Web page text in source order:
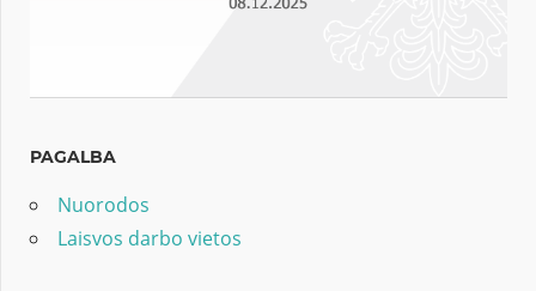
PAGALBA
Nuorodos
Laisvos darbo vietos